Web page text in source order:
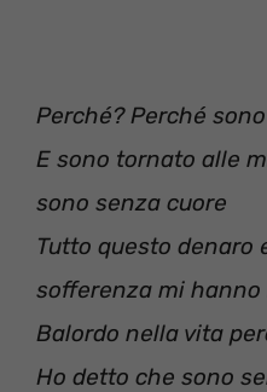
Perché? Perché
E sono tornato alle
sono senza cuore
Tutto questo denaro
sofferenza mi hanno
Balordo nella vita
Ho detto che sono